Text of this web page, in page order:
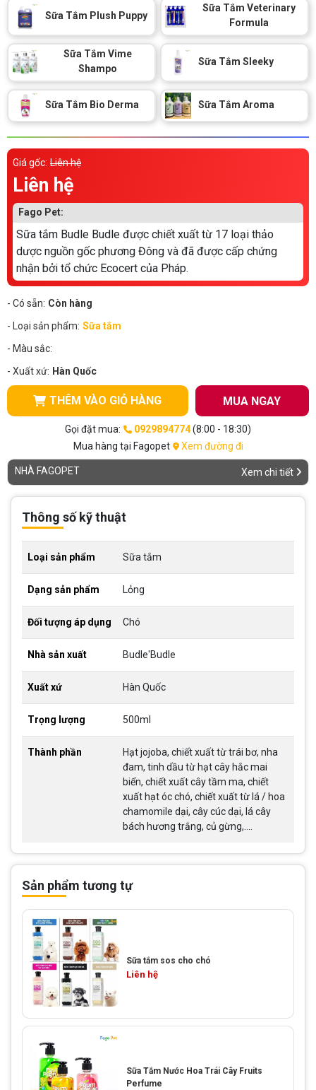
spa cho thú cưng
Thông tin về chó
Thông tin về mèo
CHÍNH SÁCH
Chính sách mua hàng Chính sách vận chuyển
Chính sách bảo hành Chính sách bảo mật
LIÊN HỆ
TỔNG ĐÀI TƯ VẤN
0929894774
Sữa Tắm Plush Puppy
Sữa Tắm Veterinary
Formula
Sữa Tắm Vime
Shampo
Sữa Tắm Sleeky
Sữa Tắm Bio Derma Sữa Tắm Aroma
Giá gốc: Liên hệ
Liên hệ
Fago Pet:
Sữa tắm Budle Budle được chiết xuất từ 17 loại thảo
dược nguồn gốc phương Đông và đã được cấp chứng
nhận bởi tổ chức Ecocert của Pháp.
- Có sẵn: Còn hàng
- Loại sản phẩm: Sữa tắm
- Màu sắc:
- Xuất xứ: Hàn Quốc
THÊM VÀO GIỎ HÀNG MUA NGAY
Gọi đặt mua: 0929894774(8:00 - 18:30)
Mua hàng tại Fagopet
Xem đường đi
NHÀ FAGOPET Xem chi tiết
Thông số kỹ thuật
Loại sản phẩm Sữa tắm
Dạng sản phẩm Lỏng
Đối tượng áp dụng Chó
Nhà sản xuất Budle'Budle
Xuất xứ Hàn Quốc
Trọng lượng 500ml
Thành phần
Hạt jojoba, chiết xuất từ trái bơ, nha
đam, tinh dầu từ hạt cây hắc mai
biển, chiết xuất cây tầm ma, chiết
xuất hạt óc chó, chiết xuất từ lá / hoa
chamomile dại, cây cúc dại, lá cây
bách hương trắng, củ gừng,….
Sản phẩm tương tự
Sữa tắm sos cho chó
Liên hệ
Sữa Tắm Nước Hoa Trái Cây Fruits
Perfume